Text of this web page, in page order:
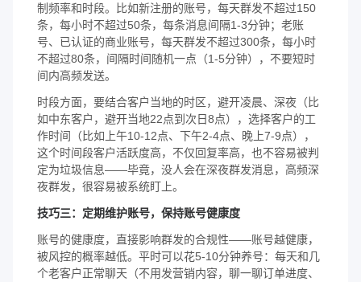
制频率和时段。比如新注册的账号，每天群发不超过150
条，每小时不超过50条，每条消息间隔1-3分钟；老账
号、已认证的商业账号，每天群发不超过300条，每小时
不超过80条，间隔时间随机一点（1-5分钟），不要短时
间内高频发送。
时段方面，要结合客户当地的时区，避开凌晨、深夜（比
如中东客户，避开当地22点到次日8点），选择客户的工
作时间（比如上午10-12点、下午2-4点、晚上7-9点），
这个时间段客户活跃度高，不仅回复率高，也不容易被判
定为垃圾信息——毕竟，没人会在深夜群发消息，高频深
夜群发，很容易被系统盯上。
技巧三：定期维护账号，保持账号健康度
账号的健康度，直接影响群发的合规性——账号越健康，
被风控的概率越低。平时可以花5-10分钟养号：每天和几
个老客户正常聊天（不用发营销内容，聊一聊订单进度、